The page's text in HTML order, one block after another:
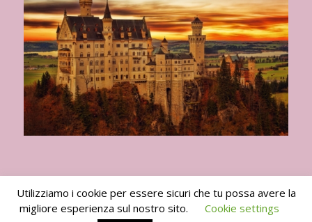
Utilizziamo i cookie per essere sicuri che tu possa avere la
migliore esperienza sul nostro sito.
Cookie settings